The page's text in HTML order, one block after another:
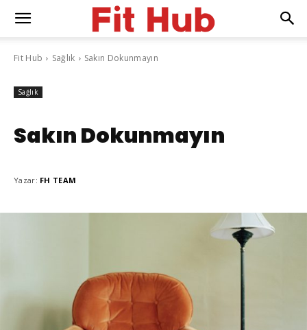
Fit Hub Sağlık Sakın Dokunmayın
Sağlık
Sakın Dokunmayın
Yazar: FH TEAM